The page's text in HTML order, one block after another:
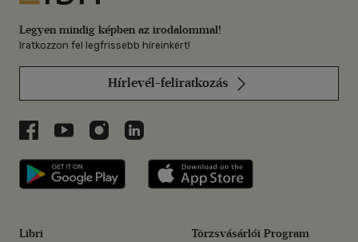
Legyen mindig képben az irodalommal!
Iratkozzon fel legfrissebb híreinkért!
Hírlevél-feliratkozás
Libri a Facebookon
Libri a Youtube-on
Libri az Instagramon
Libri a LinkedInen
Libri applikáció Szerezd meg: Google
Libri Törzsvásárlói Program